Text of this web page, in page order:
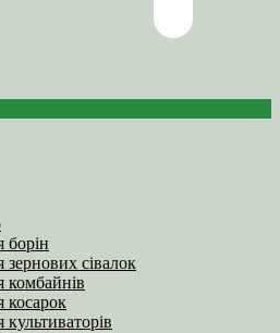
борін
зернових сівалок
комбайнів
косарок